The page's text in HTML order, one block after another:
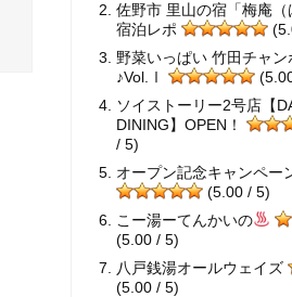
佐野市 里山の宿「梅庵（
宿泊レポ
野菜いっぱい 竹田チャン
♪Vol.Ⅰ
ソイストーリー2号店【
DINING】OPEN！
/ 5)
オープン記念キャンペー
(5.00 / 5)
こー湯ーてんかいの
(5.00 / 5)
八戸銭湯オールウェイズ
(5.00 / 5)